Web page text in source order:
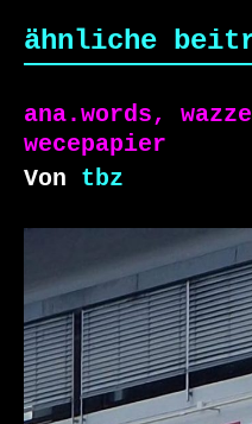
ähnliche
ana.words,
wecepapier
Von tbz